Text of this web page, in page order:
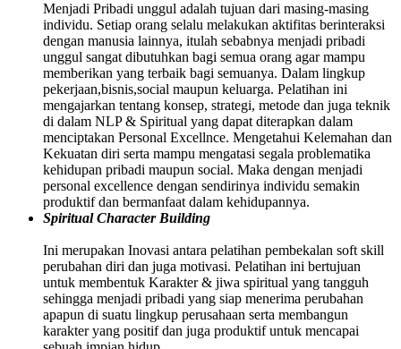
Menjadi Pribadi unggul adalah tujuan dari masing-masing
individu. Setiap orang selalu melakukan aktifitas berinteraksi
dengan manusia lainnya, itulah sebabnya menjadi pribadi
unggul sangat dibutuhkan bagi semua orang agar mampu
memberikan yang terbaik bagi semuanya. Dalam lingkup
pekerjaan,bisnis,social maupun keluarga. Pelatihan ini
mengajarkan tentang konsep, strategi, metode dan juga teknik
di dalam NLP & Spiritual yang dapat diterapkan dalam
menciptakan Personal Excellnce. Mengetahui Kelemahan dan
Kekuatan diri serta mampu mengatasi segala problematika
kehidupan pribadi maupun social. Maka dengan menjadi
personal excellence dengan sendirinya individu semakin
produktif dan bermanfaat dalam kehidupannya.
Spiritual Character Building
Ini merupakan Inovasi antara pelatihan pembekalan soft skill
perubahan diri dan juga motivasi. Pelatihan ini bertujuan
untuk membentuk Karakter & jiwa spiritual yang tangguh
sehingga menjadi pribadi yang siap menerima perubahan
apapun di suatu lingkup perusahaan serta membangun
karakter yang positif dan juga produktif untuk mencapai